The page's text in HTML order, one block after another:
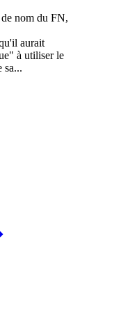
aurait
à utiliser le
sa...